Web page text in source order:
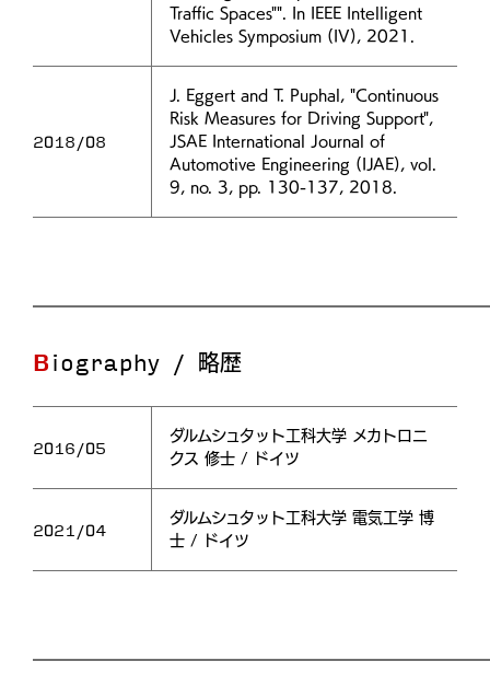
Traffic Spaces"". In IEEE Intelligent
Vehicles Symposium (IV), 2021.
2018/08
J. Eggert and T. Puphal, "Continuous
Risk Measures for Driving Support",
JSAE International Journal of
Automotive Engineering (IJAE), vol.
9, no. 3, pp. 130-137, 2018.
Biography / 略歴
2016/05
ダルムシュタット工科大学 メカトロニ
クス 修士 / ドイツ
2021/04
ダルムシュタット工科大学 電気工学 博
士 / ドイツ